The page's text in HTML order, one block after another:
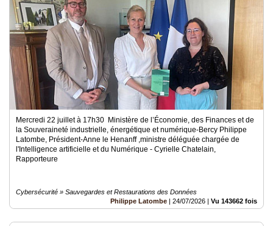
Médias
du
groupe
Blogs
Prémium
Inscription
annuaire
pro
Accès
éditeur
Mercredi 22 juillet à 17h30 Ministère de l’Économie, des Finances et de
la Souveraineté industrielle, énergétique et numérique-Bercy Philippe
Latombe, Président-Anne le Henanff ,ministre déléguée chargée de
l'Intelligence artificielle et du Numérique - Cyrielle Chatelain,
Rapporteure
Cybersécurité » Sauvegardes et Restaurations des Données
Philippe Latombe | 24/07/2026 | Vu 143662 fois